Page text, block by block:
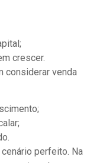
crescer.
considerar venda
perfeito. Na